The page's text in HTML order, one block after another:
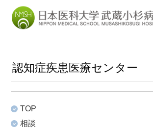
認知症疾患医療センター
TOP
相談